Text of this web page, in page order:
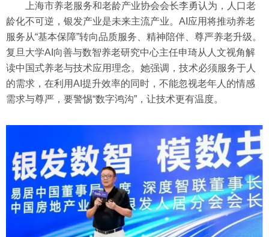
上海市养老服务和老龄产业协会会长李勇认为，人口老
龄化不可逆，银发产业是未来主流产业。AI应用将推动养老
服务从“基本保障”转向品质服务、精神陪伴、尊严养老升级。
复旦大学AI向善与数智养老研究中心主任申琦从人文视角解
读中国式养老与技术应用理念。她强调，技术必须服务于人
的需求，在利用AI提升效率的同时，不能忽视老年人的情感
需求与尊严，要警惕“数字鸿沟”，让技术更有温度。